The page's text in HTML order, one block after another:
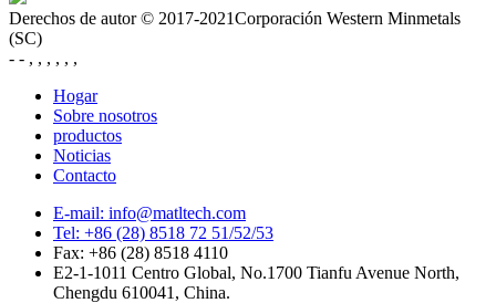
Derechos de autor © 2017-2021Corporación Western Minmetals
(SC)
- - , , , , , ,
Hogar
Sobre nosotros
productos
Noticias
Contacto
E-mail: info@matltech.com
Tel: +86 (28) 8518 72 51/52/53
Fax: +86 (28) 8518 4110
E2-1-1011 Centro Global, No.1700 Tianfu Avenue North,
Chengdu 610041, China.